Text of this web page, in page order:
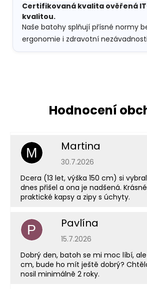
Certifikovaná kvalita ověřená
kvalitou.
Naše batohy splňují přísné normy
ergonomie i zdravotní
M Martina
Hodnocení obchodu je 5
30.7.2026
Dcera (13 let, výška 150 cm) si
dnes přišel a ona je nadšená.
praktické kapsy a zipy s úchyty.
P Pavlína
Hodnocení obchodu je 5
15.7.2026
Dobrý den, batoh se mi moc líbí, ale
cm, bude ho mít ještě dobrý?
nosil minimálně 2 roky.